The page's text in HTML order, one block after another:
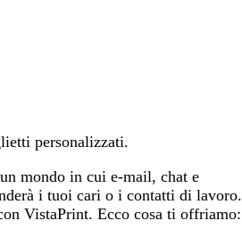
personalizzati.
mondo in cui e-mail, chat e
i tuoi cari o i contatti di lavoro.
VistaPrint. Ecco cosa ti offriamo: